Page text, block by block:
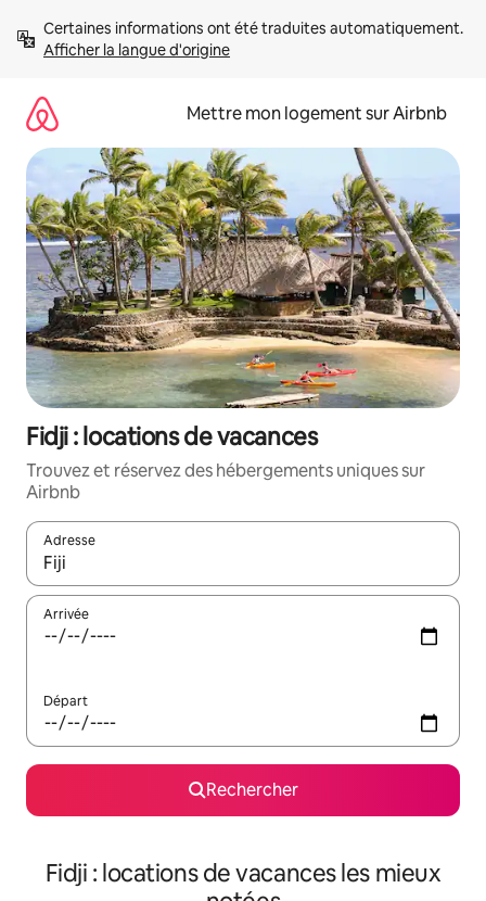
directement
Afficher la langue d'origine
Mettre mon logement sur Airbnb
Fidji : locations de vacances
Trouvez et réservez des hébergements uniques sur
Airbnb
Adresse
Lorsque les résultats s'affichent, utilisez les flèches vers le
Arrivée
Départ
Rechercher
Fidji : locations de vacances les mieux